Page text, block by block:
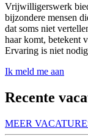
Vrijwilligerswerk
bijzondere mensen
dat soms niet
haar komt, betekent
Ervaring is niet
Ik meld me aan
Recente
MEER